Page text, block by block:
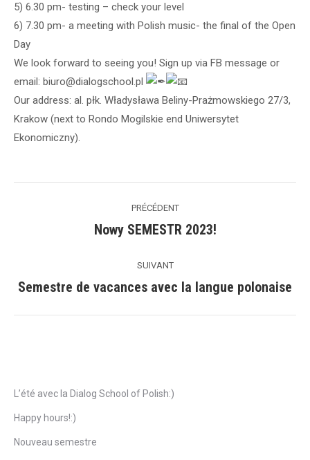
5) 6.30 pm- testing – check your level
6) 7.30 pm- a meeting with Polish music- the final of the Open
Day
We look forward to seeing you! Sign up via FB message or
email: biuro@dialogschool.pl
Our address: al. płk. Władysława Beliny-Prażmowskiego 27/3,
Krakow (next to Rondo Mogilskie end Uniwersytet
Ekonomiczny).
commentaire
PRÉCÉDENT
Précédent
Nowy SEMESTR 2023!
SUIVANT
Suivant
Semestre de vacances avec la langue polonaise
L’été avec la Dialog School of Polish:)
Happy hours!:)
Nouveau semestre